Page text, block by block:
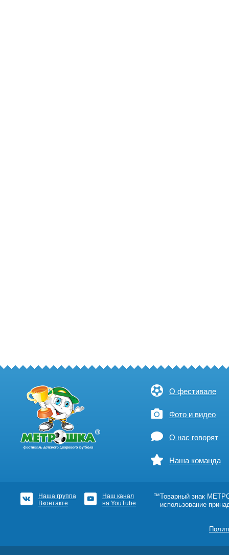
О фестивале
Фото и видео
О нас говорят
Наша команда
Наша группа
Вконтакте
Наш канал
на YouTube
™Товарный знак
использование